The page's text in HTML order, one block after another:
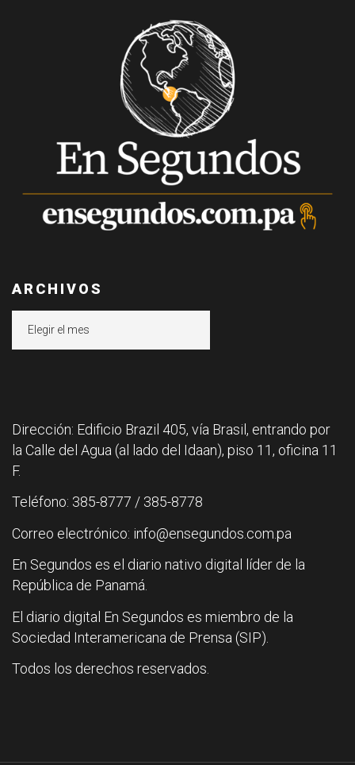
ARCHIVOS
Dirección: Edificio Brazil 405, vía Brasil, entrando por
la Calle del Agua (al lado del Idaan), piso 11, oficina 11
F.
Teléfono: 385-8777 / 385-8778
Correo electrónico: info@ensegundos.com.pa
En Segundos es el diario nativo digital líder de la
República de Panamá.
El diario digital En Segundos es miembro de la
Sociedad Interamericana de Prensa (SIP).
Todos los derechos reservados.